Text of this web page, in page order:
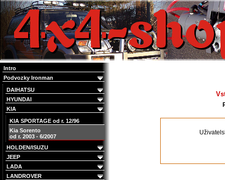
4x4 Offroad e-shop
Intro
Podvozky Ironman
DAIHATSU
HYUNDAI
KIA
KIA SPORTAGE od r. 12/96
Kia Sorento
od r. 2003 - 6/2007
HOLDEN/ISUZU
JEEP
LADA
LANDROVER